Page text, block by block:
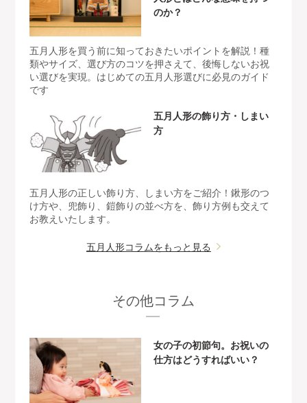
のか？
五月人形を買う前に知っておきたいポイントを解説！種
類やサイズ、選び方のコツを押さえて、後悔しないお祝
い選びを実現。はじめての五月人形選びに必見のガイド
です
五月人形の飾り方・しまい
方
五月人形の正しい飾り方、しまい方をご紹介！鍬形のつ
け方や、兜飾り、鎧飾りの並べ方を、飾り方例も交えて
お教えいたします。
五月人形コラムをもっと見る
その他コラム
女の子の初節句。お祝いの
仕方はどうすればいい？